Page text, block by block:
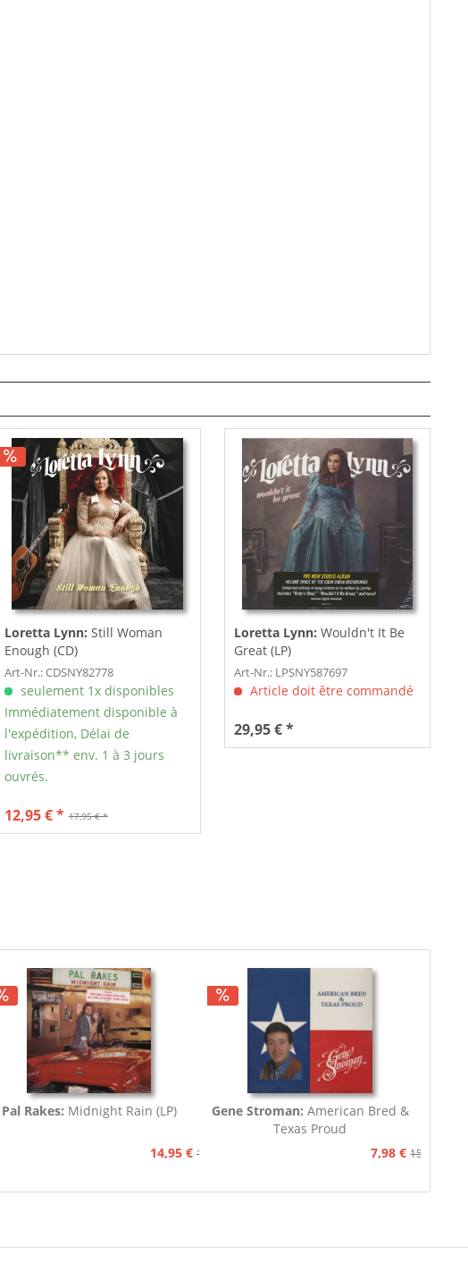
Loretta Lynn: Still Woman
Enough (CD)
Art-Nr.: CDSNY82778
seulement 1x disponibles
Immédiatement disponible à
l'expédition, Délai de
livraison** env. 1 à 3 jours
ouvrés.
17,95 € *
12,95 € *
Loretta Lynn: Wouldn't It Be
Great (LP)
Art-Nr.: LPSNY587697
Article doit être commandé
29,95 € *
Pal Rakes: Midnight Rain (LP)
14,95 € 15,90 €
Gene Stroman: American Bred &
Texas Proud
7,98 € 15,90 €